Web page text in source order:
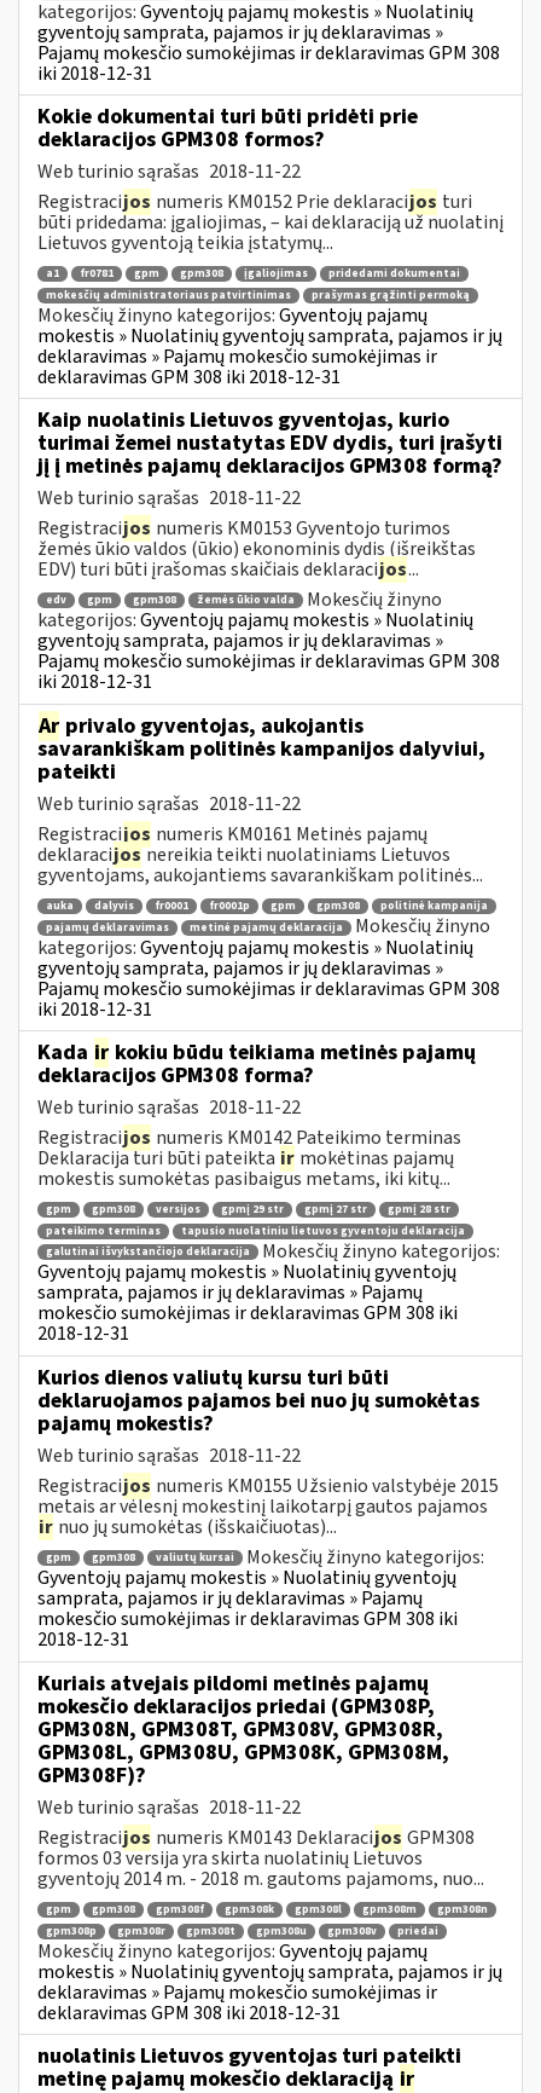
kategorijos:Gyventojų pajamų mokestis » Nuolatinių
gyventojų samprata, pajamos ir jų deklaravimas »
Pajamų mokesčio sumokėjimas ir deklaravimas GPM 308
iki 2018-12-31
Kokie dokumentai turi būti pridėti prie
deklaracijos GPM308 formos?
Web turinio sąrašas 2018-11-22
Registracijos numeris KM0152 Prie deklaracijos turi
būti pridedama: įgaliojimas, – kai deklaraciją už nuolatinį
Lietuvos gyventoją teikia įstatymų...
a1 fr0781 gpm gpm308 įgaliojimas
pridedami dokumentai
mokesčių administratoriaus patvirtinimas
prašymas grąžinti permoką
Mokesčių žinyno kategorijos:Gyventojų pajamų
mokestis » Nuolatinių gyventojų samprata, pajamos ir jų
deklaravimas » Pajamų mokesčio sumokėjimas ir
deklaravimas GPM 308 iki 2018-12-31
Kaip nuolatinis Lietuvos gyventojas, kurio
turimai žemei nustatytas EDV dydis, turi įrašyti
jį į metinės pajamų deklaracijos GPM308 formą?
Web turinio sąrašas 2018-11-22
Registracijos numeris KM0153 Gyventojo turimos
žemės ūkio valdos (ūkio) ekonominis dydis (išreikštas
EDV) turi būti įrašomas skaičiais deklaracijos...
edv gpm gpm308 žemės ūkio valda
Mokesčių žinyno
kategorijos:Gyventojų pajamų mokestis » Nuolatinių
gyventojų samprata, pajamos ir jų deklaravimas »
Pajamų mokesčio sumokėjimas ir deklaravimas GPM 308
iki 2018-12-31
Ar privalo gyventojas, aukojantis
savarankiškam politinės kampanijos dalyviui,
pateikti
Web turinio sąrašas 2018-11-22
Registracijos numeris KM0161 Metinės pajamų
deklaracijosnereikia teikti nuolatiniams Lietuvos
gyventojams, aukojantiems savarankiškam politinės...
auka dalyvis fr0001 fr0001p gpm gpm308
politinė kampanija
pajamų deklaravimas
metinė pajamų deklaracija
Mokesčių žinyno
kategorijos:Gyventojų pajamų mokestis » Nuolatinių
gyventojų samprata, pajamos ir jų deklaravimas »
Pajamų mokesčio sumokėjimas ir deklaravimas GPM 308
iki 2018-12-31
Kada ir kokiu būdu teikiama metinės pajamų
deklaracijos GPM308 forma?
Web turinio sąrašas 2018-11-22
Registracijos numeris KM0142 Pateikimo terminas
Deklaracija turi būti pateikta ir mokėtinas pajamų
mokestis sumokėtas pasibaigus metams, iki kitų...
gpm gpm308 versijos gpmį 29 str gpmį 27 str
gpmį 28 str
pateikimo terminas
tapusio nuolatiniu lietuvos gyventoju deklaracija
galutinai išvykstančiojo deklaracija
Mokesčių žinyno kategorijos:
Gyventojų pajamų mokestis » Nuolatinių gyventojų
samprata, pajamos ir jų deklaravimas » Pajamų
mokesčio sumokėjimas ir deklaravimas GPM 308 iki
2018-12-31
Kurios dienos valiutų kursu turi būti
deklaruojamos pajamos bei nuo jų sumokėtas
pajamų mokestis?
Web turinio sąrašas 2018-11-22
Registracijos numeris KM0155 Užsienio valstybėje 2015
metais ar vėlesnį mokestinį laikotarpį gautos pajamos
ir nuo jų sumokėtas (išskaičiuotas)...
gpm gpm308 valiutų kursai
Mokesčių žinyno kategorijos:
Gyventojų pajamų mokestis » Nuolatinių gyventojų
samprata, pajamos ir jų deklaravimas » Pajamų
mokesčio sumokėjimas ir deklaravimas GPM 308 iki
2018-12-31
Kuriais atvejais pildomi metinės pajamų
mokesčio deklaracijos priedai (GPM308P,
GPM308N, GPM308T, GPM308V, GPM308R,
GPM308L, GPM308U, GPM308K, GPM308M,
GPM308F)?
Web turinio sąrašas 2018-11-22
Registracijos numeris KM0143 Deklaracijos GPM308
formos 03 versija yra skirta nuolatinių Lietuvos
gyventojų 2014 m. - 2018 m. gautoms pajamoms, nuo...
gpm gpm308 gpm308f gpm308k gpm308l gpm308m
gpm308n
gpm308p
gpm308r gpm308t gpm308u gpm308v priedai
Mokesčių žinyno kategorijos:Gyventojų pajamų
mokestis » Nuolatinių gyventojų samprata, pajamos ir jų
deklaravimas » Pajamų mokesčio sumokėjimas ir
deklaravimas GPM 308 iki 2018-12-31
nuolatinis Lietuvos gyventojas turi pateikti
metinę pajamų mokesčio deklaraciją ir